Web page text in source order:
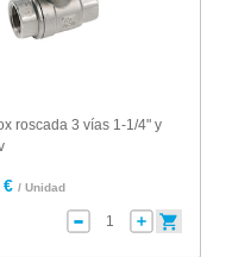
roscada 3 vías 1-1/4" y
€ / Unidad